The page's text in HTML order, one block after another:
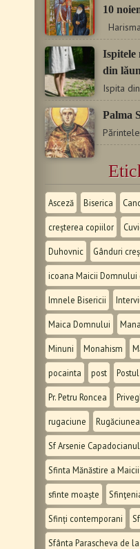
10
Ispitele
din
Palma
Asceză Biserica
creșterea copiilor
Duhovnic Gânduri
icoana Maicii Domnului
Imnele Bisericii
Maica Domnului
Minuni Monahism
pocainta post
Pr. Petru Roncea
rugaciune Rugăciunea
Sf Arsenie Capadocianul
Sfinta Mănăstire a
sfinte moaște
Sfinți contemporani
Sfânta Parascheva de la